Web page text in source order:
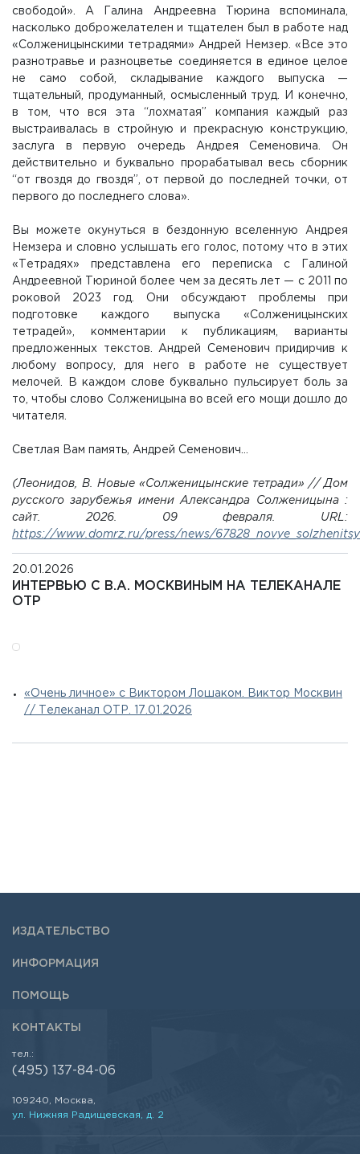
свободой». А Галина Андреевна Тюрина вспоминала,
насколько доброжелателен и тщателен был в работе над
«Солженицынскими тетрадями» Андрей Немзер. «Все это
разнотравье и разноцветье соединяется в единое целое
не само собой, складывание каждого выпуска —
тщательный, продуманный, осмысленный труд. И конечно,
в том, что вся эта “лохматая” компания каждый раз
выстраивалась в стройную и прекрасную конструкцию,
заслуга в первую очередь Андрея Семеновича. Он
действительно и буквально прорабатывал весь сборник
“от гвоздя до гвоздя”, от первой до последней точки, от
первого до последнего слова».
Вы можете окунуться в бездонную вселенную Андрея
Немзера и словно услышать его голос, потому что в этих
«Тетрадях» представлена его переписка с Галиной
Андреевной Тюриной более чем за десять лет — с 2011 по
роковой 2023 год. Они обсуждают проблемы при
подготовке каждого выпуска «Солженицынских
тетрадей», комментарии к публикациям, варианты
предложенных текстов. Андрей Семенович придирчив к
любому вопросу, для него в работе не существует
мелочей. В каждом слове буквально пульсирует боль за
то, чтобы слово Солженицына во всей его мощи дошло до
читателя.
Светлая Вам память, Андрей Семенович…
(Леонидов, В. Новые «Солженицынские тетради» // Дом
русского зарубежья имени Александра Солженицына :
сайт. 2026. 09 февраля. URL:
https://www.domrz.ru/press/news/
20.01.2026
ИНТЕРВЬЮ С В.А. МОСКВИНЫМ НА ТЕЛЕКАНАЛЕ
ОТР
«Очень личное» с Виктором Лошаком. Виктор Москвин
// Телеканал ОТР. 17.01.2026
ИЗДАТЕЛЬСТВО
ИНФОРМАЦИЯ
ПОМОЩЬ
КОНТАКТЫ
тел.:
(495) 137-84-06
109240, Москва,
ул. Нижняя Радищевская, д. 2